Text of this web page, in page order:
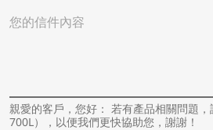
家
郵
件
的
*
親愛的客戶，您好： 若有產品相關問題，
700L），以便我們更快協助您，謝謝！